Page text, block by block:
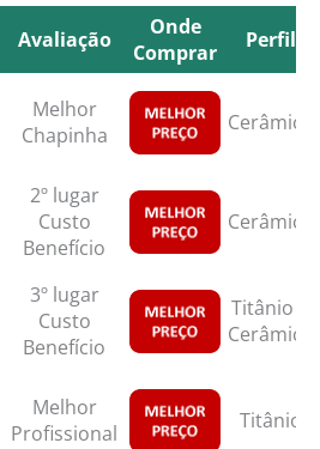
Avaliação
Onde
Comprar
Perfil
Onde
Comprar
Melhor
Chapinha
Cerâmica
2º lugar
Custo
Benefício
Cerâmica
3º lugar
Custo
Benefício
Titânio |
Cerâmica
Melhor
Profissional
Titânio